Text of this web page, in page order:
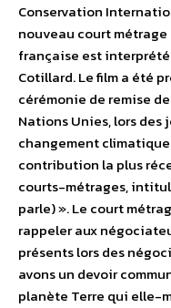
Conservation
nouveau court
française est
Cotillard. Le film a été
cérémonie de remise
Nations Unies, lors des
changement climatique
contribution la plus
courts-métrages,
parle) ». Le court
rappeler aux
présents lors des
avons un devoir
planète Terre qui elle-